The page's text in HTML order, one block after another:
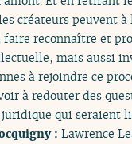
créateurs peuvent à
faire reconnaître et
mais aussi
à rejoindre ce
à redouter des
qui seraient
:Lawrence